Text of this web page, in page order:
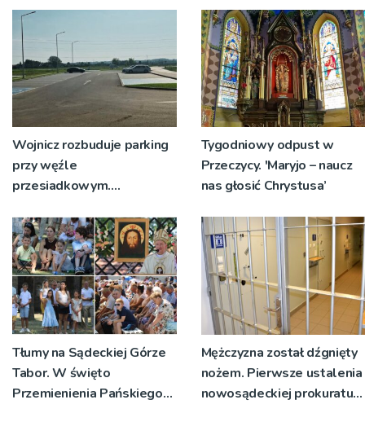
Wojnicz rozbuduje parking
przy węźle
przesiadkowym.
miejsc
Tygodniowy odpust w
Przeczycy. 'Maryjo – naucz
nas głosić Chrystusa’
Tłumy na Sądeckiej Górze
Tabor. W święto
Przemienienia Pańskiego
Mężczyzna został dźgnięty
nożem. Pierwsze ustalenia
nowosądeckiej prokuratury